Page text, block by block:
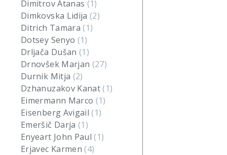
Dimitrov Atanas (1)
Dimkovska Lidija(2)
Ditrich Tamara(1)
Dotsey Senyo (1)
Drljača Dušan(1)
Drnovšek Marjan (27)
Durnik Mitja (2)
Dzhanuzakov Kanat(1)
Eimermann Marco (1)
Eisenberg Avigail(1)
Emeršič Darja(1)
Enyeart John Paul(1)
Erjavec Karmen(4)